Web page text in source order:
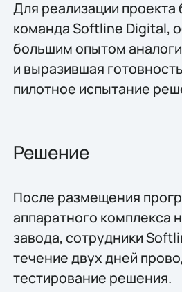
Для реализации
команда Softline Digital,
большим опытом
и выразившая
пилотное испытание
Решение
После размещения
аппаратного комплекса
завода, сотрудники
течение двух дней
тестирование решения.